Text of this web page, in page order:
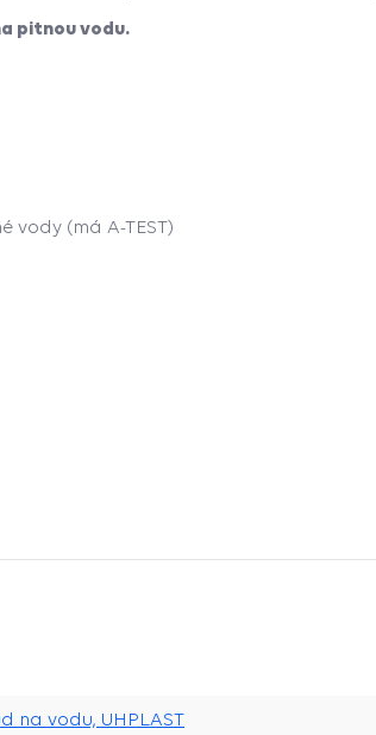
pitnou vodu.
vody (má A-TEST)
na vodu, UHPLAST